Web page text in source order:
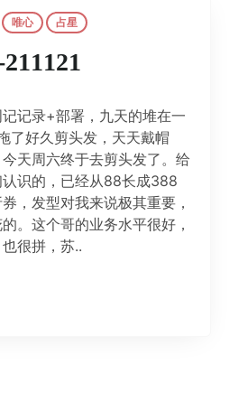
唯心 占星
记录+部署，九天的堆在一
了好久剪头发，天天戴帽
天周六终于去剪头发了。给
识的，已经从88长成388
，发型对我来说极其重要，
。这个哥的业务水平很好，
很拼，苏..